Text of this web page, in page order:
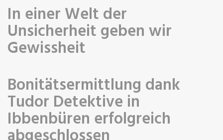
In einer Welt der
Unsicherheit geben wir
Gewissheit
Bonitätsermittlung dank
Tudor Detektive in
Ibbenbüren erfolgreich
abgeschlossen